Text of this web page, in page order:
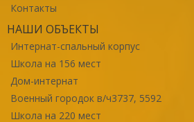
Контакты
НАШИ ОБЪЕКТЫ
Интернат-спальный корпус
Школа на 156 мест
Дом-интернат
Военный городок в/ч3737, 5592
Школа на 220 мест